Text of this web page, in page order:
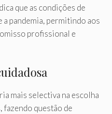
que as condições de
pandemia, permitindo aos
profissional e
mais selectiva na escolha
questão de